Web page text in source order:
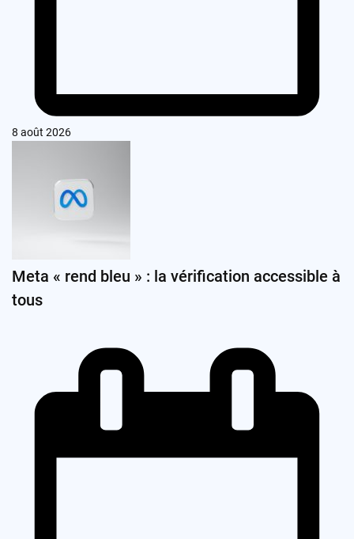
8 août 2026
Meta « rend bleu » : la vérification accessible à
tous